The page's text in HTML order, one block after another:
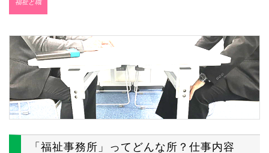
福祉と職
「福祉事務所」ってどんな所？仕事内容